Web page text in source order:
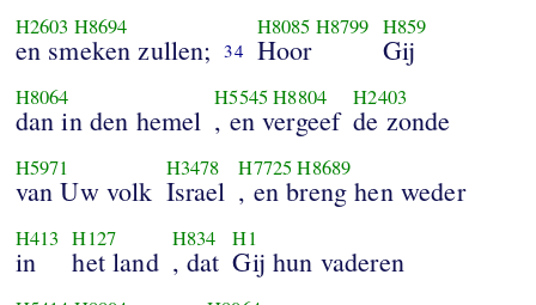
H2603 H8694
en smeken zullen; 34
H8085 H8799
Hoor
H859
Gij
H8064
dan in den hemel
H5545H8804
, en vergeef
H2403
de zonde
H5971
van Uw volk
H3478
Israel
H7725 H8689
, en breng hen weder
H413
in
H127
het land
H834
, dat
H1
Gij hun vaderen